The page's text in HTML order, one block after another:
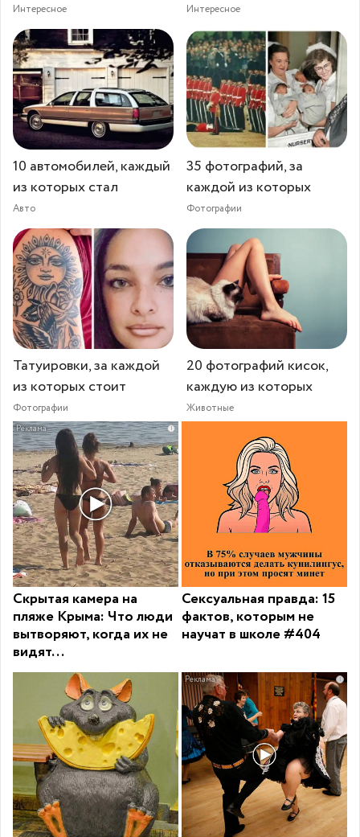
Интересное Интересное
10 автомобилей, каждый
из которых стал
Авто
35 фотографий, за
каждой из которых
Фотографии
Татуировки, за каждой
из которых стоит
Фотографии
20 фотографий кисок,
каждую из которых
Животные
i
Скрытая камера на
пляже Крыма: Что люди
вытворяют, когда их не
видят...
Сексуальная правда: 15
фактов, которым не
научат в школе #404
i